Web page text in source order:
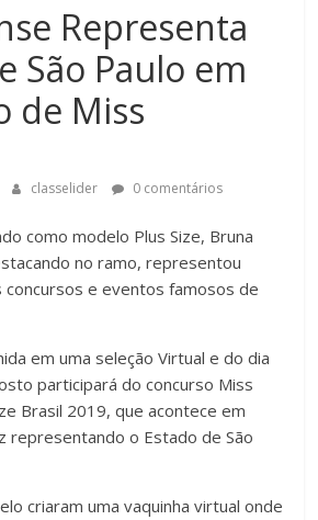
Representa
São Paulo em
de Miss
classelider 0 comentários
como modelo Plus Size, Bruna
no ramo, representou
concursos e eventos famosos de
em uma seleção Virtual e do dia
participará do concurso Miss
Brasil 2019, que acontece em
representando o Estado de São
criaram uma vaquinha virtual onde